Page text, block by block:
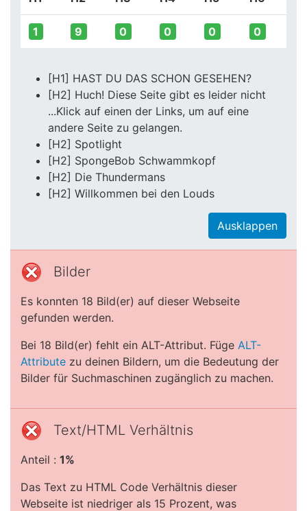
1 9 0 0 0 0
[H1] HAST DU DAS SCHON GESEHEN?
[H2] Huch! Diese Seite gibt es leider nicht
...Klick auf einen der Links, um auf eine
andere Seite zu gelangen.
[H2] Spotlight
[H2] SpongeBob Schwammkopf
[H2] Die Thundermans
[H2] Willkommen bei den Louds
Ausklappen
Bilder
Es konnten 18 Bild(er) auf dieser Webseite
gefunden werden.
Bei 18 Bild(er) fehlt ein ALT-Attribut. Füge ALT-
Attribute zu deinen Bildern, um die Bedeutung der
Bilder für Suchmaschinen zugänglich zu machen.
Text/HTML Verhältnis
Anteil : 1%
Das Text zu HTML Code Verhältnis dieser
Webseite ist niedriger als 15 Prozent, was